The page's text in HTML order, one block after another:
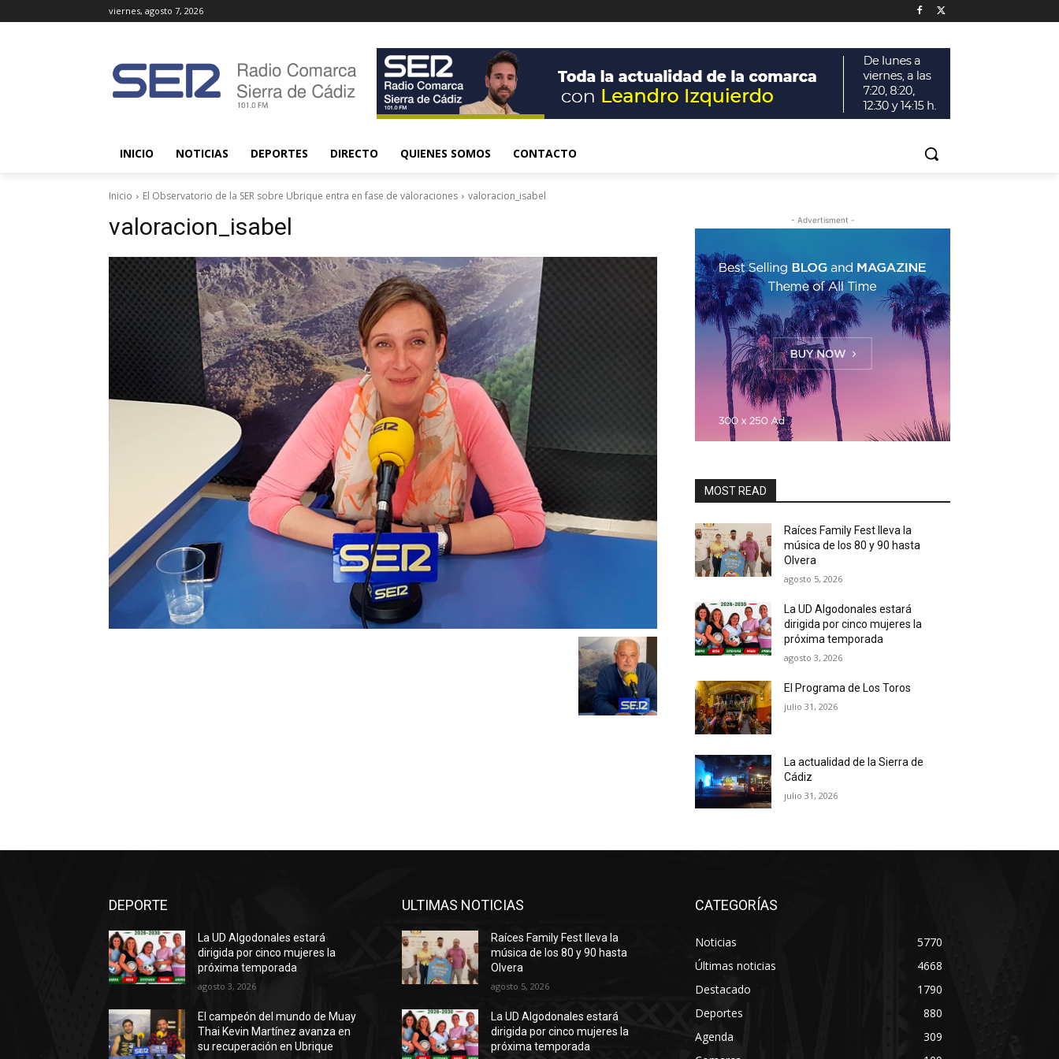
viernes, agosto 7, 2026
INICIO NOTICIAS DEPORTES DIRECTO QUIENES SOMOS CONTACTO
Inicio El Observatorio de la SER sobre Ubrique entra en fase de valoraciones valoracion_isabel
valoracion_isabel - Advertisment -
MOST READ
Raíces Family Fest lleva la
música de los 80 y 90 hasta
Olvera
agosto 5, 2026
La UD Algodonales estará
dirigida por cinco mujeres la
próxima temporada
agosto 3, 2026
El Programa de Los Toros
julio 31, 2026
La actualidad de la Sierra de
Cádiz
julio 31, 2026
DEPORTE
La UD Algodonales estará
dirigida por cinco mujeres la
próxima temporada
agosto 3, 2026
El campeón del mundo de Muay
Thai Kevin Martínez avanza en
su recuperación en Ubrique
ULTIMAS NOTICIAS
Raíces Family Fest lleva la
música de los 80 y 90 hasta
Olvera
agosto 5, 2026
La UD Algodonales estará
dirigida por cinco mujeres la
próxima temporada
CATEGORÍAS
Noticias
5770
Últimas noticias
4668
Destacado
1790
Deportes
880
Agenda
309